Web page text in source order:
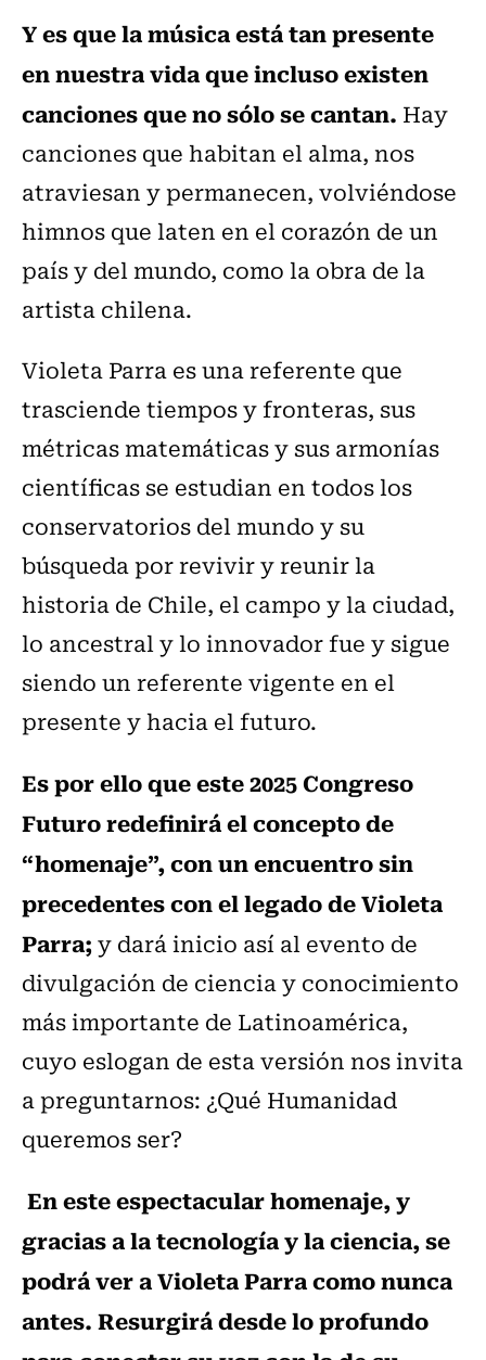
Y es que la música está tan presente
en nuestra vida que incluso existen
canciones que no sólo se cantan. Hay
canciones que habitan el alma, nos
atraviesan y permanecen, volviéndose
himnos que laten en el corazón de un
país y del mundo, como la obra de la
artista chilena.
Violeta Parra es una referente que
trasciende tiempos y fronteras, sus
métricas matemáticas y sus armonías
científicas se estudian en todos los
conservatorios del mundo y su
búsqueda por revivir y reunir la
historia de Chile, el campo y la ciudad,
lo ancestral y lo innovador fue y sigue
siendo un referente vigente en el
presente y hacia el futuro.
Es por ello que este 2025 Congreso
Futuro redefinirá el concepto de
“homenaje”, con un encuentro sin
precedentes con el legado de Violeta
Parra;y dará inicio así al evento de
divulgación de ciencia y conocimiento
más importante de Latinoamérica,
cuyo eslogan de esta versión nos invita
a preguntarnos: ¿Qué Humanidad
queremos ser?
En este espectacular homenaje, y
gracias a la tecnología y la ciencia, se
podrá ver a Violeta Parra como nunca
antes. Resurgirá desde lo profundo